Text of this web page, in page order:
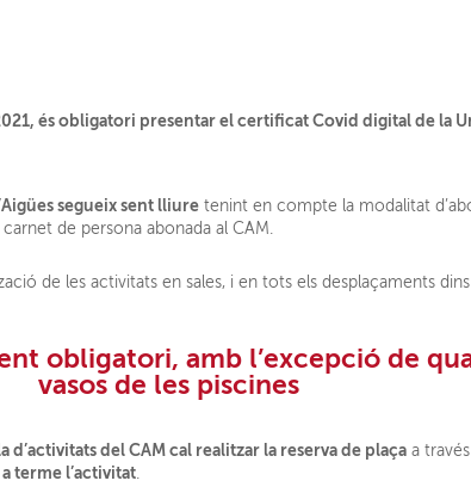
és obligatori presentar el certificat Covid digital de la
segueix sent lliuretenint en compte la modalitat
de persona abonada al CAM.
de les activitats en sales, i en tots els desplaçaments
obligatori, amb l’excepció de
vasos de les piscines
d’activitats del CAM cal realitzar la reserva de plaçaa
terme l’activitat.